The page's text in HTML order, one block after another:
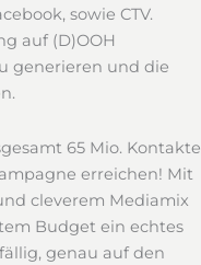
sowie CTV.
auf (D)OOH
generieren und die
65 Mio. Kontakte
erreichen! Mit
cleverem Mediamix
Budget ein echtes
genau auf den